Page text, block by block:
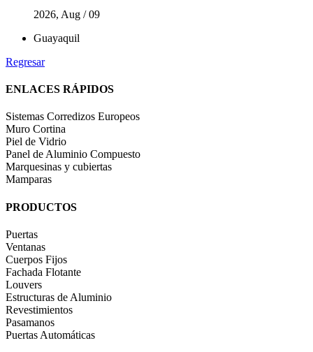
2026, Aug / 09
Guayaquil
Regresar
ENLACES RÁPIDOS
Sistemas Corredizos Europeos
Muro Cortina
Piel de Vidrio
Panel de Aluminio Compuesto
Marquesinas y cubiertas
Mamparas
PRODUCTOS
Puertas
Ventanas
Cuerpos Fijos
Fachada Flotante
Louvers
Estructuras de Aluminio
Revestimientos
Pasamanos
Puertas Automáticas